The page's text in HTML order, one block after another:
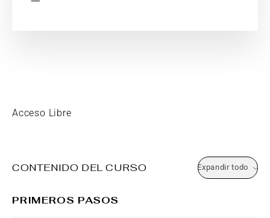
Acceso Libre
CONTENIDO DEL CURSO Expandir todo
PRIMEROS PASOS